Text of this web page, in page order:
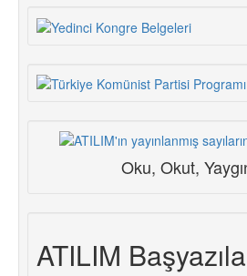
Oku, Okut,
ATILIM